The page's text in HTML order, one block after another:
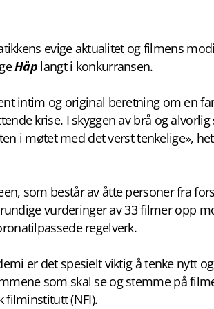
evige aktualitet og filmens
Håp langt i konkurransen.
intim og original beretning om en
krise. I skyggen av brå og
i møtet med det verst tenkelige»,
som består av åtte personer fra
vurderinger av 33 filmer opp
regelverk.
er det spesielt viktig å tenke nytt
som skal se og stemme på
filminstitutt (NFI).